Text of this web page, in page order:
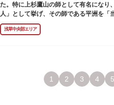
た。特に上杉鷹山の師として有名になり
人」として挙げ、その師である平洲を「
しています。お墓は天嶽院（てんがくい
浅草中央部エリア
1 2 3 4 5